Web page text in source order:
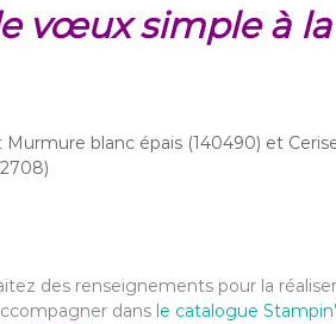
vœux simple à
blanc épais (140490) et
des renseignements pour la
dans le catalogue